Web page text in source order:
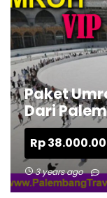
Paket
Dari
Rp
3 years ago